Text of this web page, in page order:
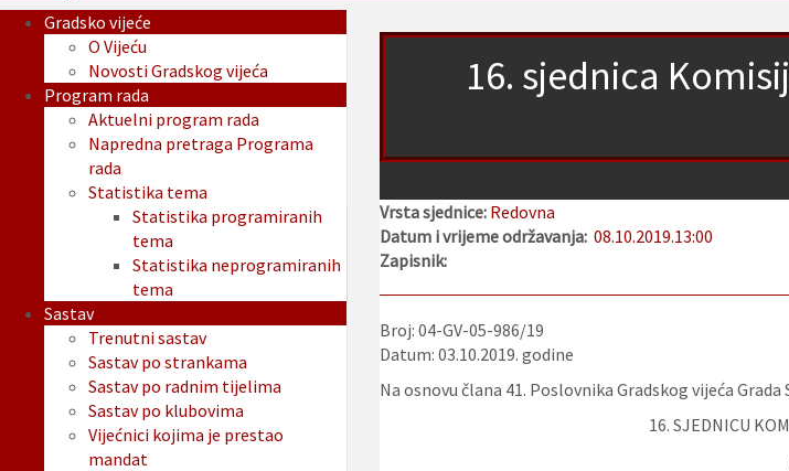
16. sjednica
Vrsta sjednice: Redovna
Datum i vrijeme održavanja: 08.10.2019.13:00
Zapisnik:
Broj: 04-GV-05-986/19
Datum: 03.10.2019. godine
Na osnovu člana 41. Poslovnika Gradskog vijeća
16. SJEDNICU
Gradsko vijeće
O Vijeću
Novosti Gradskog vijeća
Program rada
Aktuelni program rada
Napredna pretraga Programa
rada
Statistika tema
Statistika programiranih
tema
Statistika neprogramiranih
tema
Sastav
Trenutni sastav
Sastav po strankama
Sastav po radnim tijelima
Sastav po klubovima
Vijećnici kojima je prestao
mandat